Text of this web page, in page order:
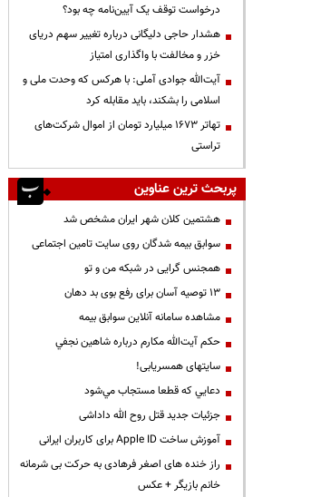
درخواست توقف یک آیین‌نامه چه بود؟
هشدار حاجی دلیگانی درباره تغییر سهم دریای
خزر و مخالفت با واگذاری امتیاز
آیت‌الله جوادی آملی: با هرکس که وحدت ملی و
اسلامی را بشکند، باید مقابله کرد
تهاتر ۱۶۷۳ میلیارد تومان از اموال شرکت‌های
تراستی
پربحث ترین عناوین
هشتمین کلان شهر ایران مشخص شد
سوابق بیمه شدگان روی سایت تامین اجتماعی
همجنس گرایی در شبکه من و تو
13 توصیه آسان برای رفع بوی بد دهان
مشاهده سامانه آنلاين سوابق بیمه
حكم آيت‌الله مكارم درباره شاهين نجفي
سایتهای همسریابی!
دعايي كه قطعا مستجاب مي‌شود
جزئیات جدید قتل روح الله داداشی
آموزش ساخت Apple ID برای کاربران ایرانی
راز خنده های اصغر فرهادی به حرکت بی شرمانه
خانم بازیگر + عکس